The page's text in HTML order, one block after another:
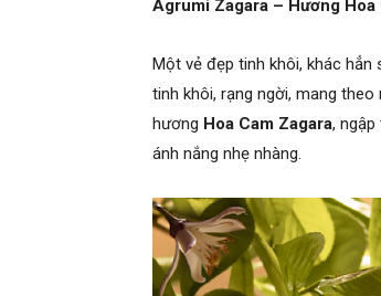
Agrumi Zagara – Hương Hoa
Một vẻ đẹp tinh khôi, khác
tinh khôi, rạng ngời, mang
hương Hoa Cam Zagara,
ánh nắng nhẹ nhàng.